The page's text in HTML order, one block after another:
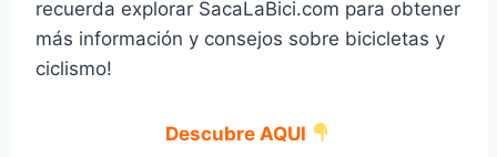
recuerda explorar SacaLaBici.com para obtener
más información y consejos sobre bicicletas y
ciclismo!
Descubre AQUI